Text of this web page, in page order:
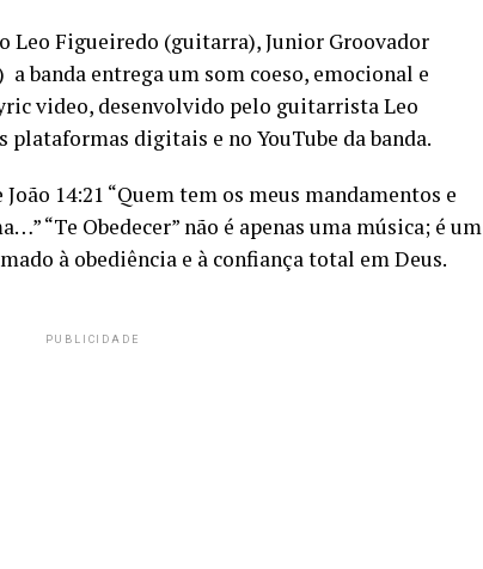
Leo Figueiredo (guitarra), Junior Groovador
banda entrega um som coeso, emocional e
video, desenvolvido pelo guitarrista Leo
digitais e no YouTube da banda.
14:21 “Quem tem os meus mandamentos e
“Te Obedecer” não é apenas uma música; é um
à obediência e à confiança total em Deus.
PUBLICIDADE